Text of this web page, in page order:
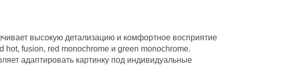
высокую детализацию и комфортное восприятие
fusion, red monochrome и green monochrome.
адаптировать картинку под индивидуальные